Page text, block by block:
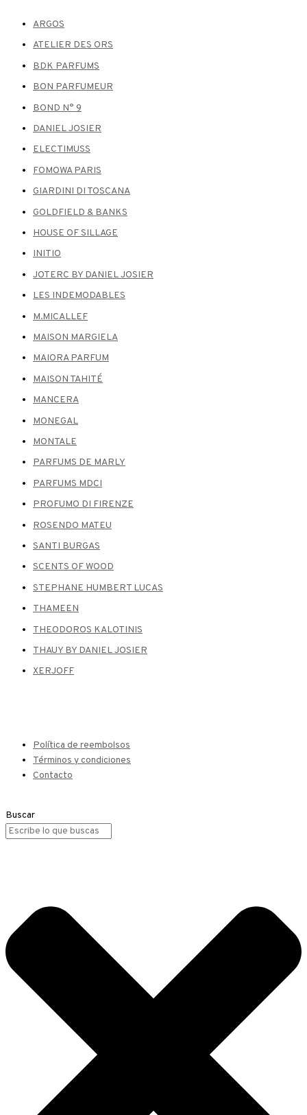
ARGOS
ATELIER DES ORS
BDK PARFUMS
BON PARFUMEUR
BOND N° 9
DANIEL JOSIER
ELECTIMUSS
FOMOWA PARIS
GIARDINI DI TOSCANA
GOLDFIELD & BANKS
HOUSE OF SILLAGE
INITIO
JOTERC BY DANIEL JOSIER
LES INDEMODABLES
M.MICALLEF
MAISON MARGIELA
MAIORA PARFUM
MAISON TAHITÉ
MANCERA
MONEGAL
MONTALE
PARFUMS DE MARLY
PARFUMS MDCI
PROFUMO DI FIRENZE
ROSENDO MATEU
SANTI BURGAS
SCENTS OF WOOD
STEPHANE HUMBERT LUCAS
THAMEEN
THEODOROS KALOTINIS
THAUY BY DANIEL JOSIER
XERJOFF
Política de reembolsos
Términos y condiciones
Contacto
Buscar